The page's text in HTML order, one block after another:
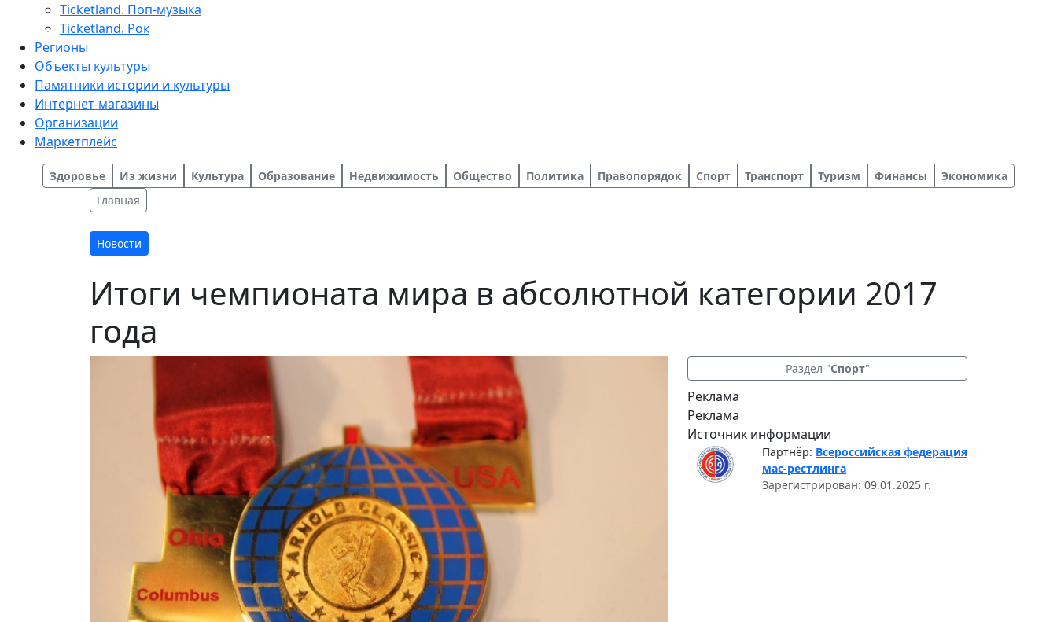
Ticketland. Поп-музыка
Ticketland. Рок
Регионы
Объекты культуры
Памятники истории и культуры
Интернет-магазины
Организации
Маркетплейс
Здоровье Из жизни Культура Образование Недвижимость Общество Политика Правопорядок Спорт Транспорт Туризм Финансы
Экономика
Главная
Новости
Итоги чемпионата мира в абсолютной категории 2017
года
Раздел "Спорт"
Реклама
Реклама
Источник информации
Партнёр: Всероссийская федерация
мас-рестлинга
Зарегистрирован: 09.01.2025 г.